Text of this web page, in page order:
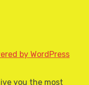
by WordPress
you the most